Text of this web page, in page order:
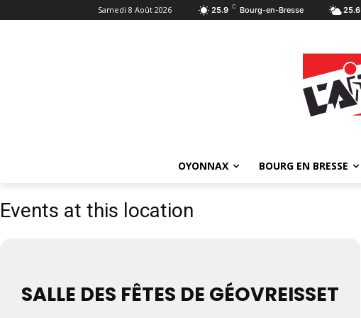
Samedi 8 Août 2026 25.9 C Bourg-en-Bresse 25.6
OYONNAX BOURG EN BRESSE
Events at this location
SALLE DES FÊTES DE GÉOVREISSET